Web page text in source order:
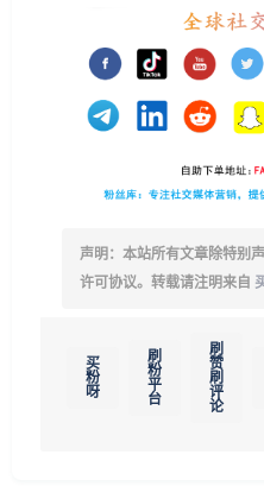
声明：本站所有文章除特别
许可协议。转载请注明来自
买
粉
呀
刷
粉
平
台
刷
赞
刷
评
论